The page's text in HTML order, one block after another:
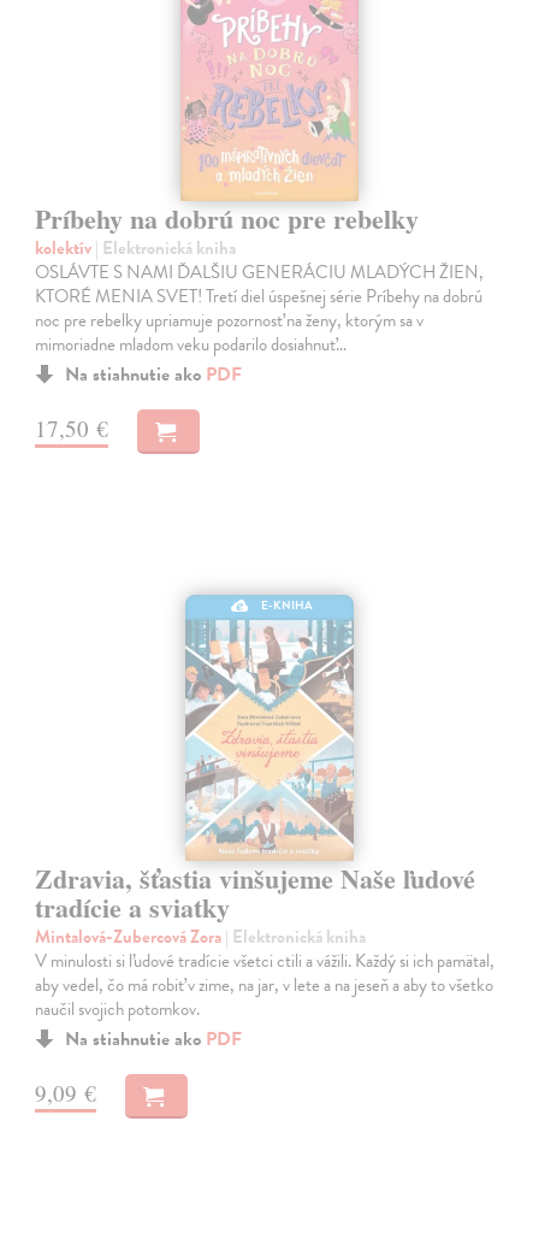
Príbehy na dobrú noc pre rebelky
kolektív| Elektronická kniha
OSLÁVTE S NAMI ĎALŠIU GENERÁCIU MLADÝCH ŽIEN,
KTORÉ MENIA SVET! Tretí diel úspešnej série Príbehy na dobrú
noc pre rebelky upriamuje pozornosť na ženy, ktorým sa v
mimoriadne mladom veku podarilo dosiahnuť…
Na stiahnutie ako PDF
17,50 €
E-KNIHA
Zdravia, šťastia vinšujeme Naše ľudové
tradície a sviatky
Mintalová-Zubercová Zora| Elektronická kniha
V minulosti si ľudové tradície všetci ctili a vážili. Každý si ich pamätal,
aby vedel, čo má robiť v zime, na jar, v lete a na jeseň a aby to všetko
naučil svojich potomkov.
Na stiahnutie ako PDF
9,09 €